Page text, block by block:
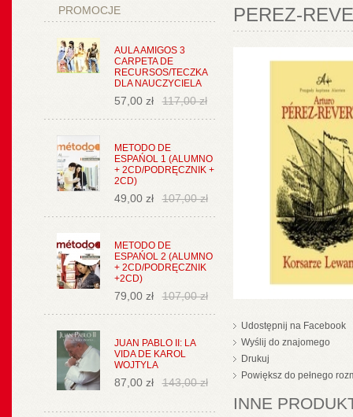
PROMOCJE
AULA AMIGOS 3
CARPETA DE
RECURSOS/TECZKA
DLA NAUCZYCIELA
57,00 zł 117,00 zł
METODO DE
ESPAŃOL 1 (ALUMNO
+ 2CD/PODRĘCZNIK +
2CD)
49,00 zł 107,00 zł
METODO DE
ESPAŃOL 2 (ALUMNO
+ 2CD/PODRĘCZNIK
+2CD)
79,00 zł 107,00 zł
JUAN PABLO II: LA
VIDA DE KAROL
WOJTYLA
87,00 zł 143,00 zł
PEREZ-
Udostępnij na Facebook
Wyślij do znajomego
Drukuj
Powiększ do pełnego
INNE